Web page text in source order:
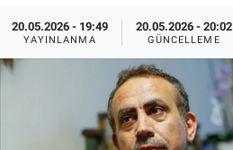
20.05.2026 - 19:49
YAYINLANMA
20.05.2026 - 20:02
GÜNCELLEME
Yazarlar
Medya
Özel Haberler
Kadın